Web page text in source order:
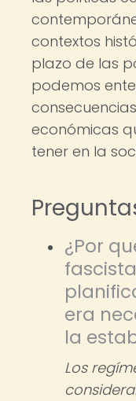
contextos
plazo de las
podemos
económicas
tener en la
¿Por
era
la
Los